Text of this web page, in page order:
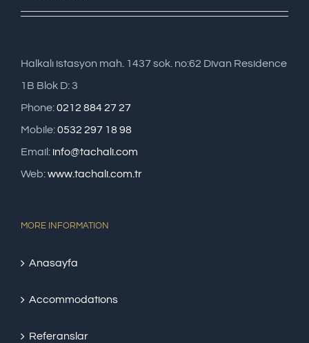
Halkalı istasyon mah. 1437 sok. no:62 Divan Residence
1B Blok D: 3
Phone:0212 884 27 27
Mobile:0532 297 18 98
Email: info@tachali.com
Web:www.tachali.com.tr
MORE INFORMATION
Anasayfa
Accommodations
Referanslar